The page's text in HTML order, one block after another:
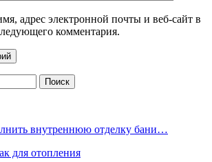
адрес электронной почты и веб-сайт в
комментария.
внутреннюю отделку бани…
для отопления